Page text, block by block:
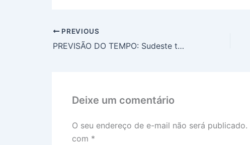
PREVIOUS
PREVISÃO DO TEMPO: Sudeste terá céu com muitas nuvens, nesta quinta-feira (27)
Deixe um comentário
O seu endereço de e-mail não será publicado.
com *